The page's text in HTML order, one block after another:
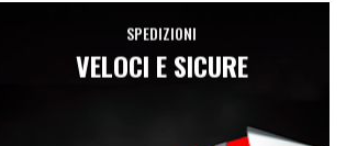
SPEDIZIONI
VELOCI E SICURE